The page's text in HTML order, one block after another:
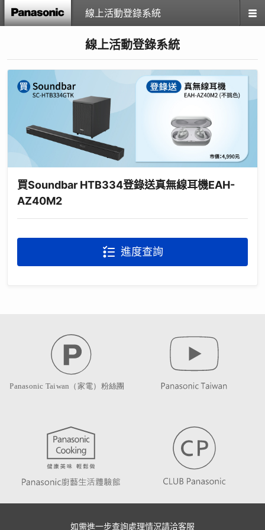
線上活動登錄系統
線上活動登錄系統
買Soundbar HTB334登錄送真無線耳機EAH-
AZ40M2
進度查詢
如需進一步查詢處理情況請洽客服